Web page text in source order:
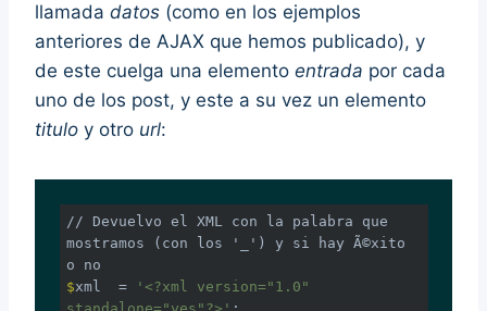
llamada datos (como en los ejemplos
anteriores de AJAX que hemos publicado), y
de este cuelga una elemento entrada por cada
uno de los post, y este a su vez un elemento
titulo y otro url:
// Devuelvo el XML con la palabra que
mostramos (con los '_') y si hay Ã©xito
$xml  =
'<?xml version="1.0"